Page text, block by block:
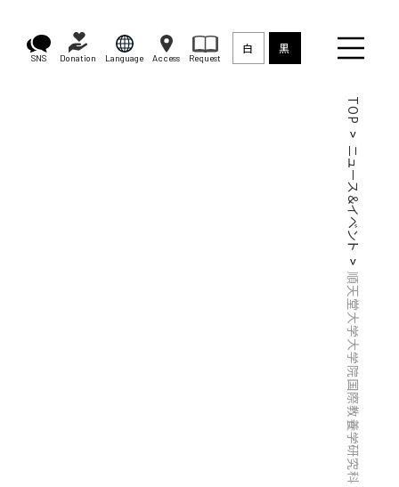
SNS Donation Language Access Request
白 黒
TOP
ニュース＆イベント